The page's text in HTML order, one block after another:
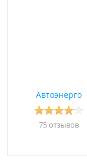
Автоэнерго
75 отзывов